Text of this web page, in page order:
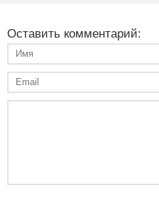
Оставить комментарий: